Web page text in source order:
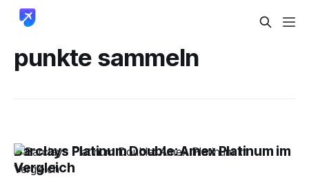
punkte sammeln
Barclays Platinum Double: Amex Platinum im
Vergleich